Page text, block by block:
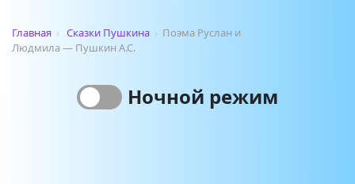
Главная › Сказки Пушкина › Поэма Руслан и
Людмила — Пушкин А.С.
Ночной режим